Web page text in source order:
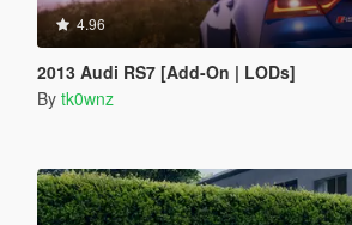
4.96
2013 Audi RS7 [Add-On | LODs]
By tk0wnz